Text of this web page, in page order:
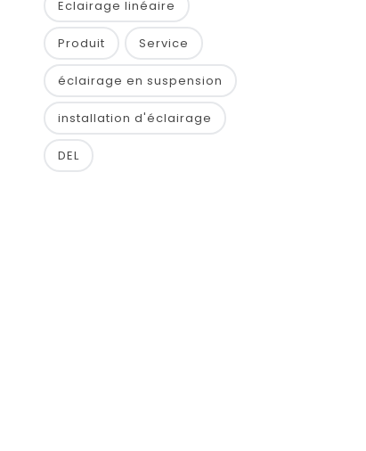
Eclairage linéaire
Produit Service
éclairage en suspension
installation d'éclairage
DEL